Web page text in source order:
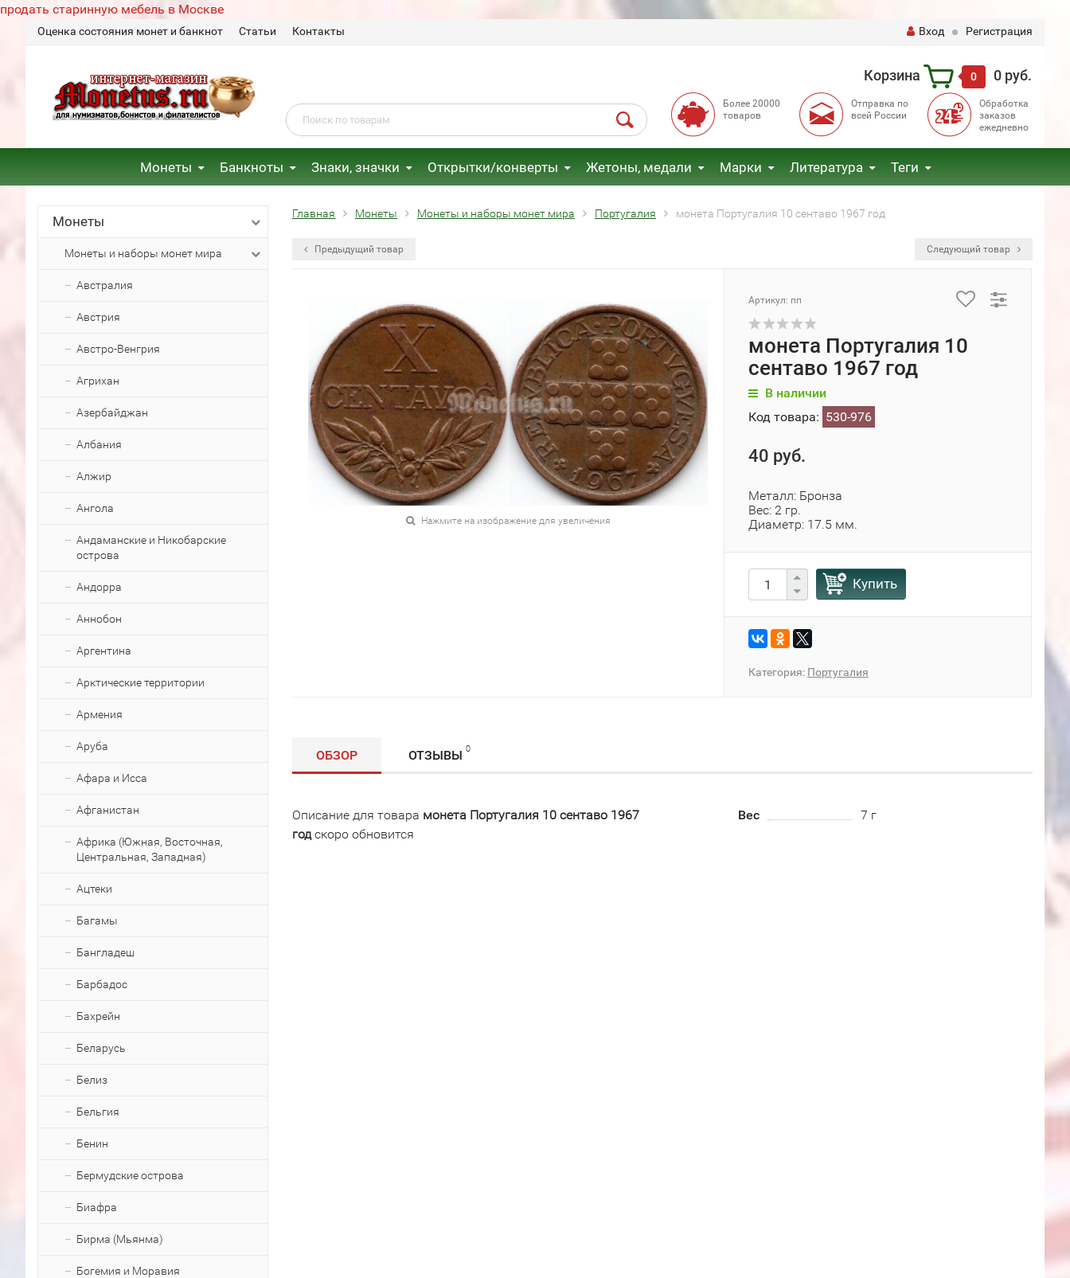
продать старинную мебель в Москве
Оценка состояния монет и банкнот Статьи Контакты Вход Регистрация
Корзина 0 0 руб.
Более 20000
товаров
Отправка по
всей России
Обработка
заказов
ежедневно
Монеты Банкноты Знаки, значки Открытки/конверты Жетоны, медали Марки Литература Теги
Монеты
Монеты и наборы монет мира
Австралия
Австрия
Австро-Венгрия
Агрихан
Азербайджан
Албания
Алжир
Ангола
Андаманские и Никобарские
острова
Андорра
Аннобон
Аргентина
Арктические территории
Армения
Аруба
Афара и Исса
Афганистан
Африка (Южная, Восточная,
Центральная, Западная)
Ацтеки
Багамы
Бангладеш
Барбадос
Бахрейн
Беларусь
Белиз
Бельгия
Бенин
Бермудские острова
Биафра
Бирма (Мьянма)
Богемия и Моравия
Главная Монеты Монеты и наборы монет мира Португалия монета Португалия 10 сентаво 1967 год
Предыдущий товар Следующий товар
Нажмите на изображение для увеличения
Артикул: пп
монета Португалия 10
сентаво 1967 год
В наличии
Код товара: 530-976
40 руб.
Металл: Бронза
Вес: 2 гр.
Диаметр: 17.5 мм.
Купить
Категория: Португалия
ОБЗОР ОТЗЫВЫ 0
Описание для товара монета Португалия 10 сентаво 1967
годскоро обновится
Вес 7 г